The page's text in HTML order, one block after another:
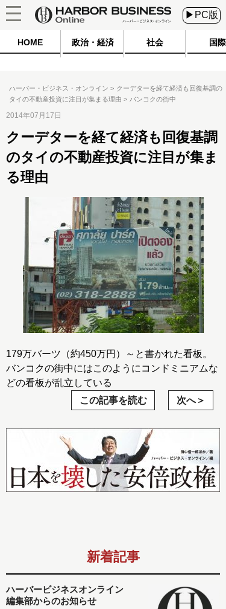
▶PC版
HOME 政治・経済 社会 国際
ハーバー・ビジネス・オンライン
クーデターを経て経済も回復基調の
タイの不動産投資に注目が集まる理由
バンコクの街中
2014年07月17日
クーデターを経て経済も回復基調
のタイの不動産投資に注目が集ま
る理由
179万バーツ（約450万円）～と書かれた看板。
バンコクの街中にはこのようにコンドミニアムな
どの看板が乱立している
この記事を読む
次へ
新着記事
ハーバービジネスオンライン
編集部からのお知らせ